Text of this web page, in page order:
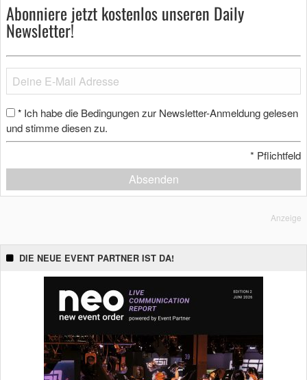
Abonniere jetzt kostenlos unseren Daily
Newsletter!
* Ich habe die Bedingungen zur Newsletter-Anmeldung gelesen
und stimme diesen zu.
* Pflichtfeld
Absenden
Anzeige
DIE NEUE EVENT PARTNER IST DA!